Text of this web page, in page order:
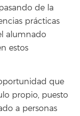
de la
prácticas
alumnado
estos
que
propio, puesto
a personas